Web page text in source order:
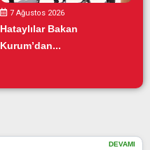
7 Ağustos 2026
Hataylılar Bakan
Kurum’dan...
DEVAMI